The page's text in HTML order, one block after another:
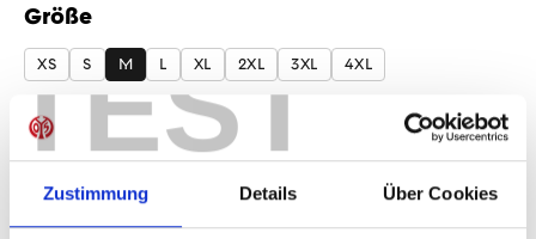
TEST
Zustimmung Details Über Cookies
Größe
auswählen
XS S M L XL 2XL 3XL 4XL
Produkt Anzahl: Gib den gewünschten
Anzahl